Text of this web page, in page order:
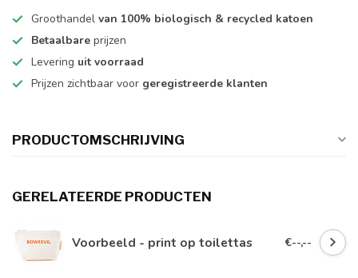
Groothandel van 100% biologisch & recycled katoen
Betaalbare prijzen
Levering uit voorraad
Prijzen zichtbaar voor geregistreerde klanten
PRODUCTOMSCHRIJVING
GERELATEERDE PRODUCTEN
Voorbeeld - print op toilettas €--,--